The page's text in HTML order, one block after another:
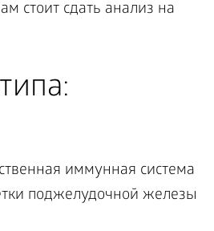
стоит сдать анализ на
иммунная система
поджелудочной железы